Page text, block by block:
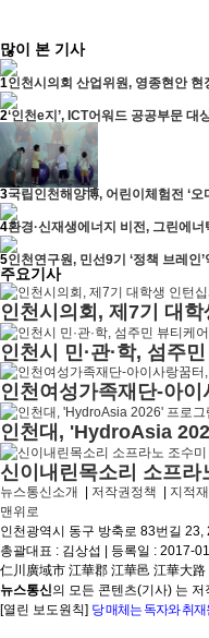
많이 본 기사
1인천시의회 산업위원, 영종현안 현
2‘인천e지’, ICT어워드 공공부문 대
3국립인천해양博, 어린이체험전 ‘오
4환경·신재생에너지 비전, 그린에너
5인천연구원, 민선9기 ‘정책 브레인
주요기사
인천시의회, 제7기 대
인천시 민·관·학, 섬주
인천여성가족재단-아
인천대, 'HydroAsia
신이내린목소리 소프
뉴스통신소개 저작권정책 지적
맨위로
인천광역시 동구 방축로 83번길
총괄대표 : 김상섭
등록일 : 2017-
仁川廣域市 江華郡 江華邑 江華大路
뉴스통신의 모든 콘텐츠(기사) 는
[열린 보도원칙] 당 매체는 독자와 취